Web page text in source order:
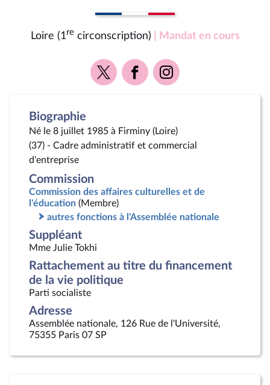
Loire (1recirconscription) | Mandat en cours
Voir
la
Voir
la
Voir
la
Biographie
Né le 8 juillet 1985 à Firminy (Loire)
(37) - Cadre administratif et commercial
d'entreprise
Commission
Commission des affaires culturelles et de
l'éducation (Membre)
autres fonctions à l'Assemblée nationale
Suppléant
Mme Julie Tokhi
Rattachement au titre du financement
de la vie politique
Parti socialiste
Adresse
Assemblée nationale, 126 Rue de l'Université,
75355 Paris 07 SP